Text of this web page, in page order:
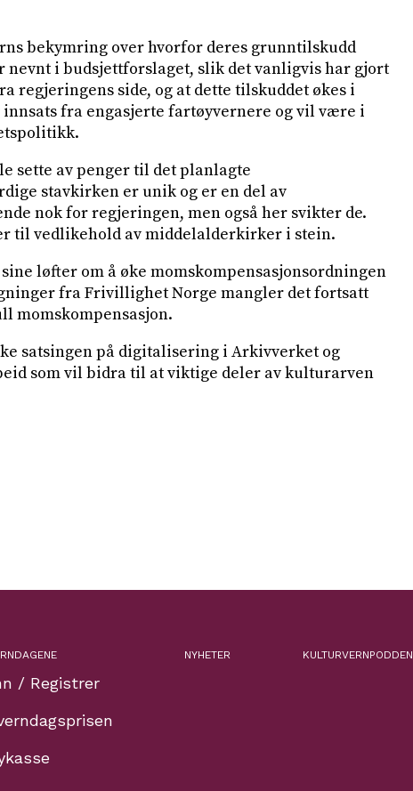
bekymring over hvorfor deres grunntilskudd
nevnt i budsjettforslaget, slik det vanligvis har gjort
regjeringens side, og at dette tilskuddet økes i
fra engasjerte fartøyvernere og vil være i
sette av penger til det planlagte
stavkirken er unik og er en del av
nok for regjeringen, men også her svikter de.
til vedlikehold av middelalderkirker i stein.
løfter om å øke momskompensasjonsordningen
fra Frivillighet Norge mangler det fortsatt
momskompensasjon.
satsingen på digitalisering i Arkivverket og
som vil bidra til at viktige deler av kulturarven
/ Registrer
NYHETER KULTURVERNPODDEN